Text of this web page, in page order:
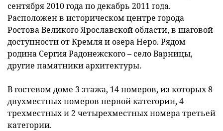
сентября 2010 года по декабрь 2011 года.
Расположен в историческом центре города
Ростова Великого Ярославской области, в шаговой
доступности от Кремля и озера Неро. Рядом
родина Сергия Радонежского – село Варницы,
другие памятники архитектуры.
В гостевом доме 3 этажа, 14 номеров, из которых 8
двухместных номеров первой категории, 4
трехместных и 2 четырехместных номера третьей
категории.